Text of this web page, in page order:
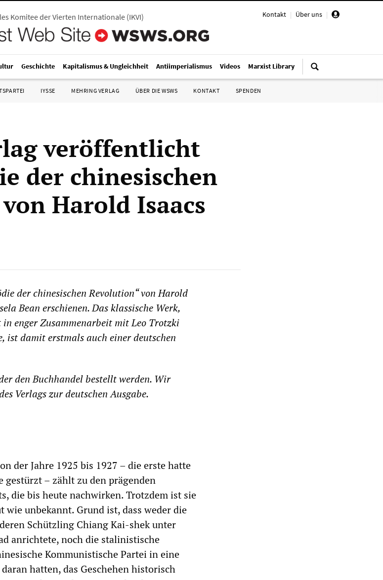
Kontakt | Über uns |
Komitee der Vierten Internationale (IKVI)
Geschichte Kapitalismus & Ungleichheit Antiimperialismus Videos Marxist Library
IYSSE MEHRING VERLAG ÜBER DIE WSWS KONTAKT SPENDEN
veröffentlicht
der chinesischen
Harold Isaacs
der chinesischen Revolution“ von Harold
Bean erschienen. Das klassische Werk,
enger Zusammenarbeit mit Leo Trotzki
ist damit erstmals auch einer deutschen
den Buchhandel bestellt werden. Wir
Verlags zur deutschen Ausgabe.
der Jahre 1925 bis 1927 – die erste hatte
gestürzt – zählt zu den prägenden
die bis heute nachwirken. Trotzdem ist sie
unbekannt. Grund ist, dass weder die
Schützling Chiang Kai-shek unter
anrichtete, noch die stalinistische
Kommunistische Partei in eine
hatten, das Geschehen historisch